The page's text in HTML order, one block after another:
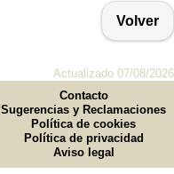
Volver
Actualizado 07/08/2026
Contacto
Sugerencias y Reclamaciones
Política de cookies
Política de privacidad
Aviso legal